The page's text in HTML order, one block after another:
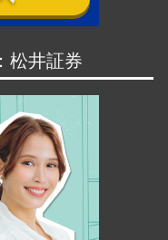
松井証券